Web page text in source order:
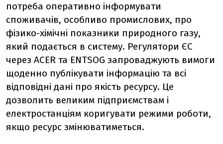
потреба оперативно інформувати
споживачів, особливо промислових, про
фізико-хімічні показники природного газу,
який подається в систему. Регулятори ЄС
через ACER та ENTSOG запроваджують вимоги
щоденно публікувати інформацію та всі
відповідні дані про якість ресурсу. Це
дозволить великим підприємствам і
електростанціям коригувати режими роботи,
якщо ресурс змінюватиметься.